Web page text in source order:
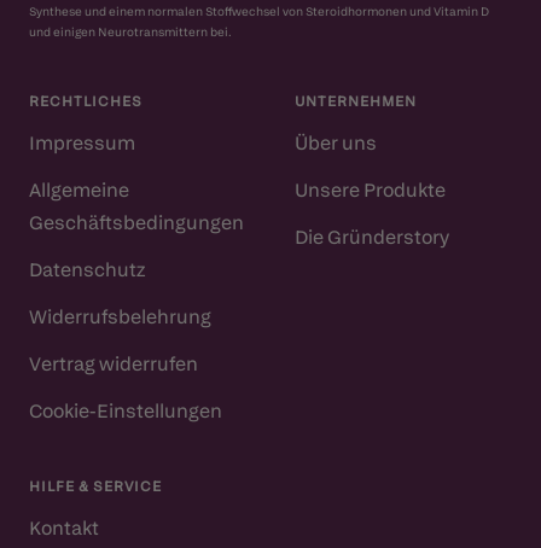
Synthese und einem normalen Stoffwechsel von Steroidhormonen und Vitamin D
und einigen Neurotransmittern bei.
RECHTLICHES
Impressum
Allgemeine
Geschäftsbedingungen
Datenschutz
Widerrufsbelehrung
Vertrag widerrufen
Cookie-Einstellungen
UNTERNEHMEN
Über uns
Unsere Produkte
Die Gründerstory
HILFE & SERVICE
Kontakt